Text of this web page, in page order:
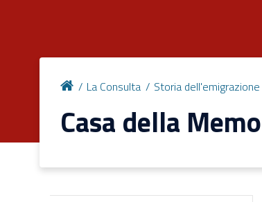
La Consulta Storia dell'emigrazione
Casa della